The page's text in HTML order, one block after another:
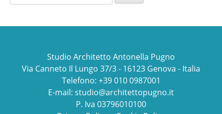
per:
Studio Architetto Antonella Pugno
Via Canneto Il Lungo 37/3 - 16123 Genova - Italia
Telefono: +39 010 0987001
E-mail: studio@architettopugno.it
P. Iva 03796010100